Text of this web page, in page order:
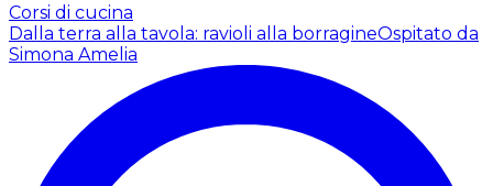
Corsi di cucina
Dalla terra alla tavola: ravioli alla borragineOspitato da
Simona Amelia